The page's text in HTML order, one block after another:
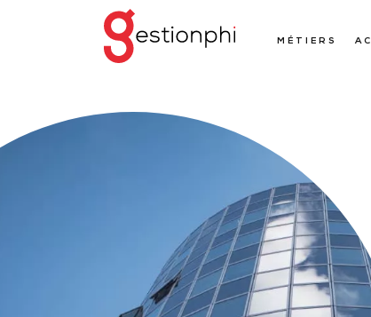
MÉTIERS